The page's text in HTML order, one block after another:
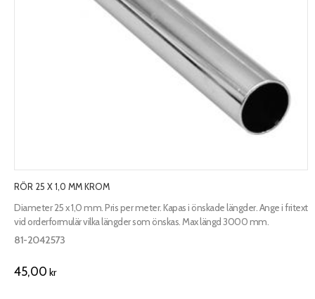
RÖR 25 X 1,0 MM KROM
Diameter 25 x 1,0 mm. Pris per meter. Kapas i önskade längder. Ange i fritext
vid orderformulär vilka längder som önskas. Max längd 3000 mm.
81-2042573
45,00 kr